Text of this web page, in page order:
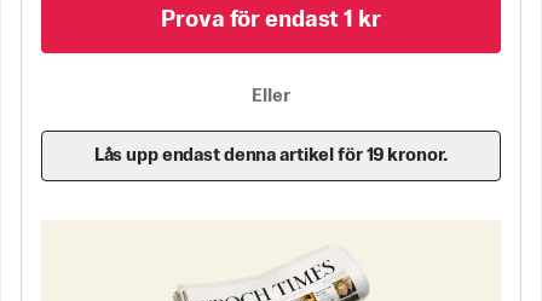
Prova för endast 1 kr
Eller
Lås upp endast denna artikel för 19 kronor.